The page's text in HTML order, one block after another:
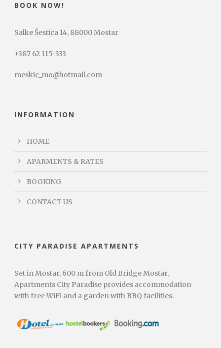
BOOK NOW!
Salke Šestica 14, 88000 Mostar
+387 62 115-333
meskic_mo@hotmail.com
INFORMATION
HOME
APARMENTS & RATES
BOOKING
CONTACT US
CITY PARADISE APARTMENTS
Set in Mostar, 600 m from Old Bridge Mostar,
Apartments City Paradise provides accommodation
with free WiFi and a garden with BBQ facilities.